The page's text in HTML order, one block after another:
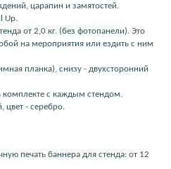
царапин и замятостей.
Up.
от 2,0 кг. (без фотопанели). Это
на мероприятия или ездить с ним
планка), снизу - двухсторонний
комплекте с каждым стендом.
цвет - серебро.
печать баннера для стенда: от 12